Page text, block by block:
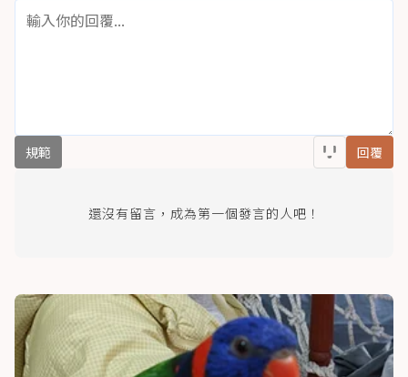
規範 回覆
還沒有留言，成為第一個發言的人吧！